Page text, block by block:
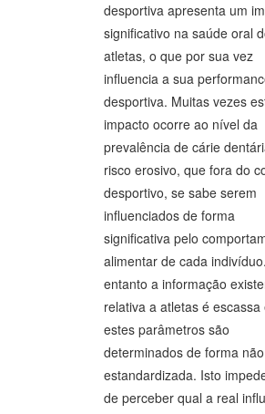
desportiva apresenta um
significativo na saúde oral
atletas, o que por sua vez
influencia a sua
desportiva. Muitas vezes
impacto ocorre ao nível da
prevalência de cárie
risco erosivo, que fora do
desportivo, se sabe serem
influenciados de forma
significativa pelo
alimentar de cada
entanto a informação
relativa a atletas é escassa
estes parâmetros são
determinados de forma não
estandardizada. Isto
de perceber qual a real